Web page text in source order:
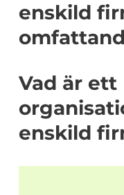
enskild
Vad är ett
enskild